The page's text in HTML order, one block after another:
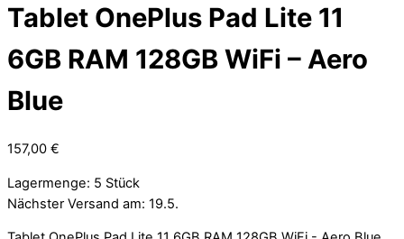
Tablet OnePlus Pad Lite 11
6GB RAM 128GB WiFi – Aero
Blue
157,00 €
Lagermenge: 5 Stück
Nächster Versand am: 19.5.